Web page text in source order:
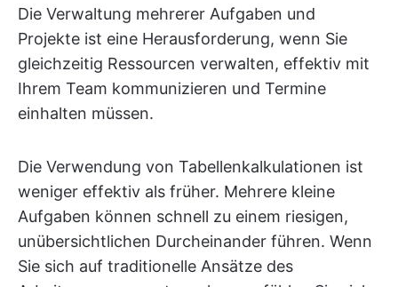
Die Verwaltung mehrerer Aufgaben und
Projekte ist eine Herausforderung, wenn Sie
gleichzeitig Ressourcen verwalten, effektiv mit
Ihrem Team kommunizieren und Termine
einhalten müssen.
Die Verwendung von Tabellenkalkulationen ist
weniger effektiv als früher. Mehrere kleine
Aufgaben können schnell zu einem riesigen,
unübersichtlichen Durcheinander führen. Wenn
Sie sich auf traditionelle Ansätze des